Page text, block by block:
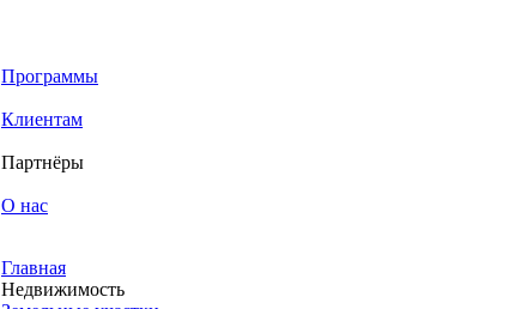
Программы
Клиентам
Партнёры
О нас
Главная
Недвижимость